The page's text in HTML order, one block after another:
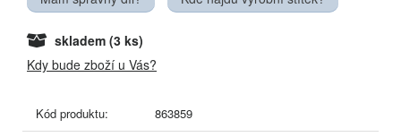
skladem (3 ks)
Kdy bude zboží u Vás?
Kód produktu: 863859